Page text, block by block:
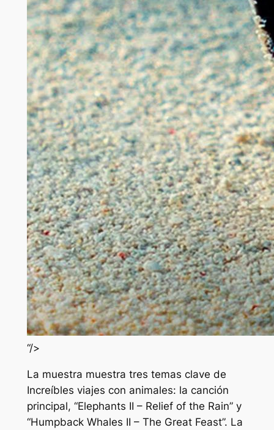
“/>
La muestra muestra tres temas clave de
Increíbles viajes con animales: la canción
principal, “Elephants II – Relief of the Rain” y
“Humpback Whales II – The Great Feast”. La